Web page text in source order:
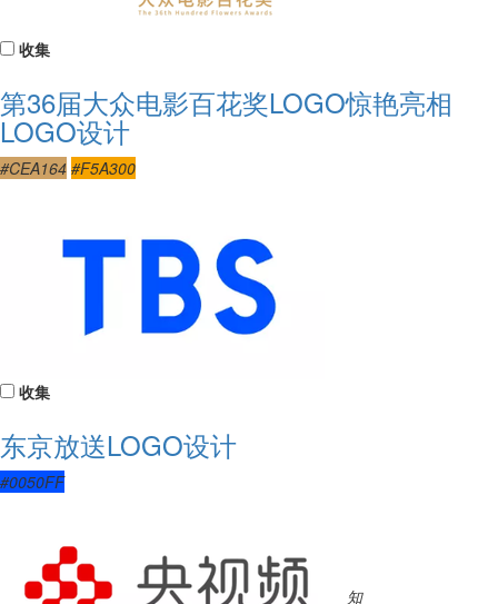
收集
第36届大众电影百花奖LOGO惊艳亮相
LOGO设计
#CEA164 #F5A300
收集
东京放送LOGO设计
#0050FF
知